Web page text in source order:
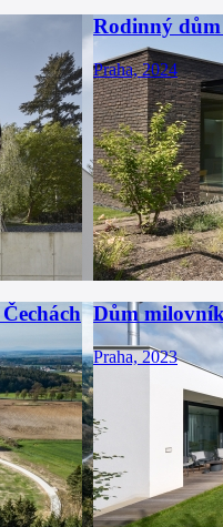
Rodinný
Praha, 2024
Dům
Praha, 2023